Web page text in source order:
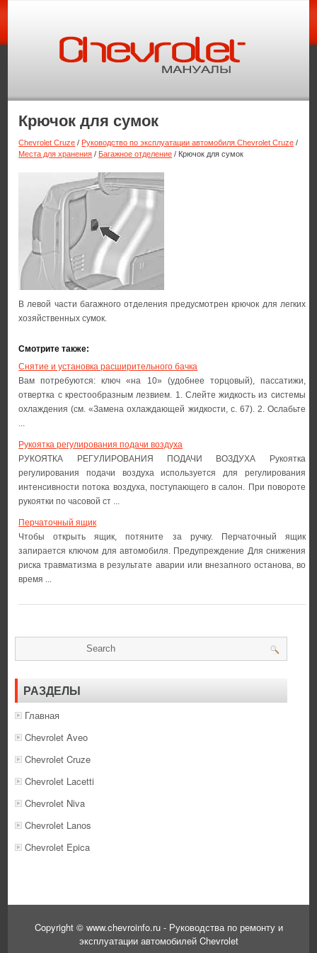
Крючок для сумок
Chevrolet Cruze / Руководство по эксплуатации автомобиля Chevrolet Cruze /
Места для хранения / Багажное отделение / Крючок для сумок
В левой части багажного отделения предусмотрен крючок для легких
хозяйственных сумок.
Смотрите также:
Снятие и установка расширительного бачка
Вам потребуются: ключ «на 10» (удобнее торцовый), пассатижи,
отвертка с крестообразным лезвием. 1. Слейте жидкость из системы
охлаждения (см. «Замена охлаждающей жидкости, с. 67). 2. Ослабьте
...
Рукоятка регулирования подачи воздуха
РУКОЯТКА РЕГУЛИРОВАНИЯ ПОДАЧИ ВОЗДУХА Рукоятка
регулирования подачи воздуха используется для регулирования
интенсивности потока воздуха, поступающего в салон. При повороте
рукоятки по часовой ст ...
Перчаточный ящик
Чтобы открыть ящик, потяните за ручку. Перчаточный ящик
запирается ключом для автомобиля. Предупреждение Для снижения
риска травматизма в результате аварии или внезапного останова, во
время ...
РАЗДЕЛЫ
Главная
Chevrolet Aveo
Chevrolet Cruze
Chevrolet Lacetti
Chevrolet Niva
Chevrolet Lanos
Chevrolet Epica
Copyright © www.chevroinfo.ru - Руководства по ремонту и
эксплуатации автомобилей Chevrolet